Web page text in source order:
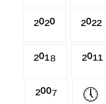
²⁰²⁰ ²⁰²²
²⁰¹⁸ ²⁰¹¹
²⁰⁰⁷ 🕔